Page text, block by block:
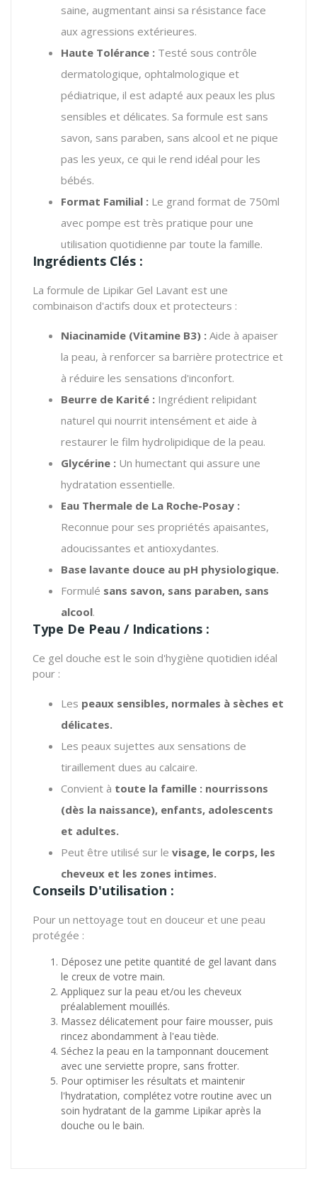
saine, augmentant ainsi sa résistance face
aux agressions extérieures.
Haute Tolérance : Testé sous contrôle
dermatologique, ophtalmologique et
pédiatrique, il est adapté aux peaux les plus
sensibles et délicates. Sa formule est sans
savon, sans paraben, sans alcool et ne pique
pas les yeux, ce qui le rend idéal pour les
bébés.
Format Familial : Le grand format de 750ml
avec pompe est très pratique pour une
utilisation quotidienne par toute la famille.
Ingrédients Clés :
La formule de Lipikar Gel Lavant est une
combinaison d'actifs doux et protecteurs :
Niacinamide (Vitamine B3) : Aide à apaiser
la peau, à renforcer sa barrière protectrice et
à réduire les sensations d'inconfort.
Beurre de Karité : Ingrédient relipidant
naturel qui nourrit intensément et aide à
restaurer le film hydrolipidique de la peau.
Glycérine : Un humectant qui assure une
hydratation essentielle.
Eau Thermale de La Roche-Posay :
Reconnue pour ses propriétés apaisantes,
adoucissantes et antioxydantes.
Base lavante douce au pH physiologique.
Formulé sans savon, sans paraben, sans
alcool.
Type De Peau / Indications :
Ce gel douche est le soin d'hygiène quotidien idéal
pour :
Les peaux sensibles, normales à sèches et
délicates.
Les peaux sujettes aux sensations de
tiraillement dues au calcaire.
Convient à toute la famille : nourrissons
(dès la naissance), enfants, adolescents
et adultes.
Peut être utilisé sur le visage, le corps, les
cheveux et les zones intimes.
Conseils D'utilisation :
Pour un nettoyage tout en douceur et une peau
protégée :
Déposez une petite quantité de gel lavant dans
le creux de votre main.
Appliquez sur la peau et/ou les cheveux
préalablement mouillés.
Massez délicatement pour faire mousser, puis
rincez abondamment à l'eau tiède.
Séchez la peau en la tamponnant doucement
avec une serviette propre, sans frotter.
Pour optimiser les résultats et maintenir
l'hydratation, complétez votre routine avec un
soin hydratant de la gamme Lipikar après la
douche ou le bain.